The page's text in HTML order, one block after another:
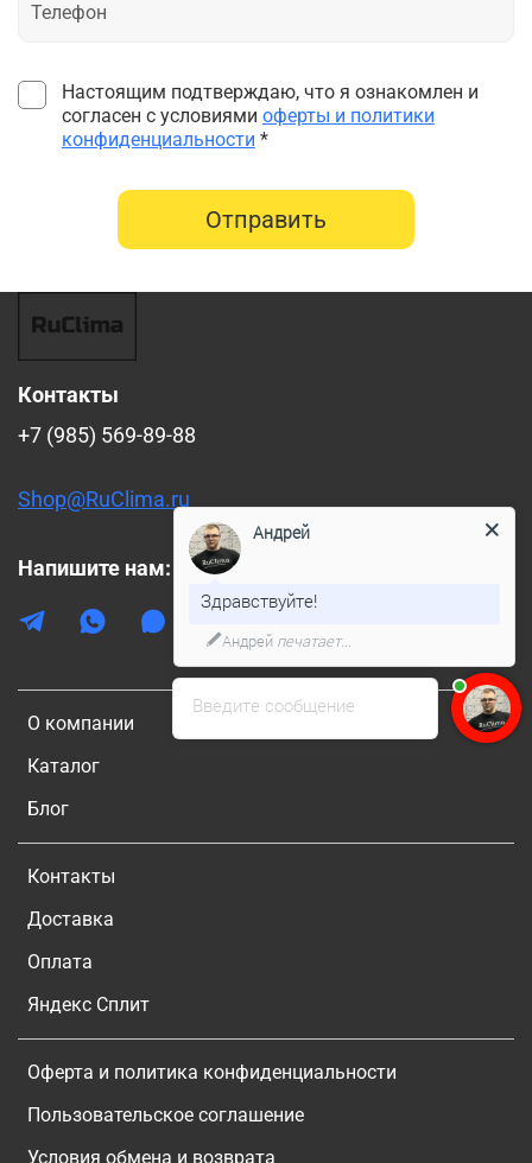
Настоящим подтверждаю, что я ознакомлен и
согласен с условиями оферты и политики
конфиденциальности *
Отправить
О компании
Каталог
Блог
Контакты
Доставка
Оплата
Яндекс Сплит
Оферта и политика конфиденциальности
Пользовательское соглашение
Условия обмена и возврата
Контакты
+7 (985) 569-89-88
Shop@RuClima.ru
Напишите нам:
Введите сообщение
Андрей
Здравствуйте!
Андрей печатает...